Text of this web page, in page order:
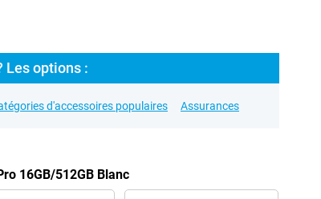
Les options :
d'accessoires populaires Assurances
16GB/512GB Blanc